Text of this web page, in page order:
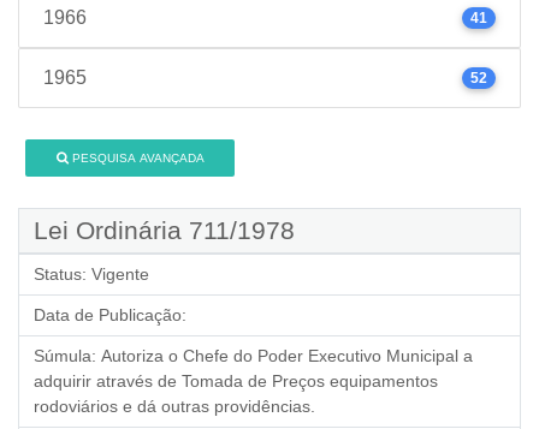
1966 41
1965 52
PESQUISA AVANÇADA
Lei Ordinária 711/1978
Status: Vigente
Data de Publicação:
Súmula: Autoriza o Chefe do Poder Executivo Municipal a
adquirir através de Tomada de Preços equipamentos
rodoviários e dá outras providências.